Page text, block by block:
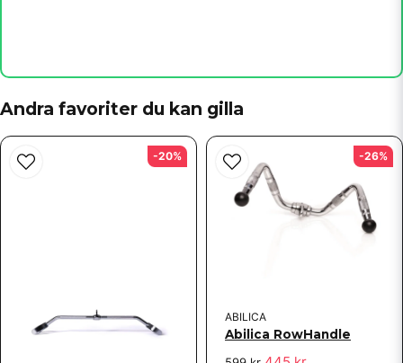
Mejladress
Skicka fråga
Andra favoriter du kan gilla
-20%
ABILICA
Abilica RowHandle
-26%